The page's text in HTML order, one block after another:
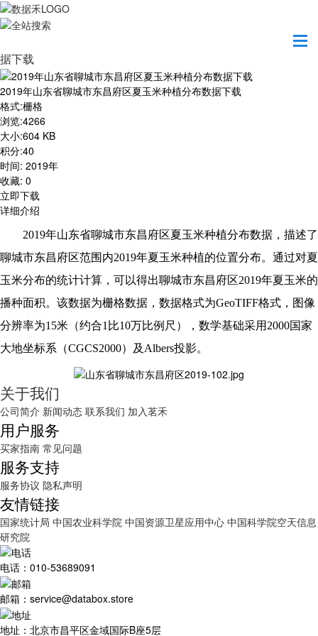
2019年山东省聊城市东昌府区夏玉米种植分布数
据下载
2019年山东省聊城市东昌府区夏玉米种植分布数据下载
格式:栅格
浏览:4266
大小:604 KB
积分:40
时间: 2019年
收藏: 0
立即下载
详细介绍
2019年山东省聊城市东昌府区夏玉米种植分布数据，描述了
聊城市东昌府区范围内2019年夏玉米种植的位置分布。通过对夏
玉米分布的统计计算，可以得出聊城市东昌府区2019年夏玉米的
播种面积。该数据为栅格数据，数据格式为GeoTIFF格式，图像
分辨率为15米（约合1比10万比例尺），数学基础采用2000国家
大地坐标系（CGCS2000）及Albers投影。
关于我们
公司简介 新闻动态 联系我们 加入茗禾
用户服务
买家指南 常见问题
服务支持
服务协议 隐私声明
友情链接
国家统计局 中国农业科学院 中国资源卫星应用中心 中国科学院空天信息
研究院
电话：010-53689091
邮箱：service@databox.store
地址：北京市昌平区金域国际B座5层